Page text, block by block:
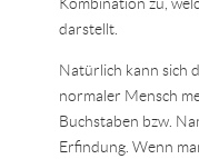
Kombination zu,
darstellt.
Natürlich kann sich
normaler Mensch
Buchstaben bzw.
Erfindung. Wenn